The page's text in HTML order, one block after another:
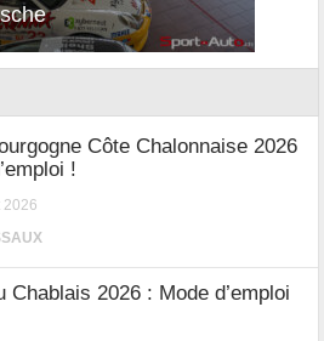
Côte Chalonnaise 2026
!
2026
Chablais 2026 : Mode d’emploi